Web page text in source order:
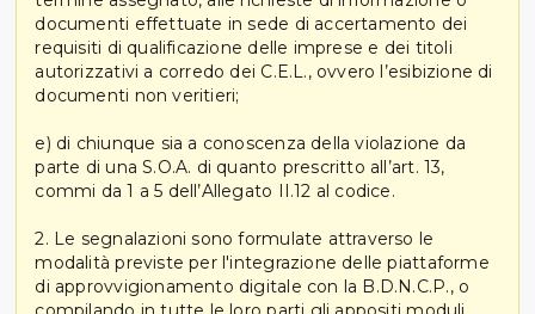
documenti effettuate in sede di accertamento dei
requisiti di qualificazione delle imprese e dei titoli
autorizzativi a corredo dei C.E.L., ovvero l’esibizione di
documenti non veritieri;
e) di chiunque sia a conoscenza della violazione da
parte di una S.O.A. di quanto prescritto all’art. 13,
commi da 1 a 5 dell’Allegato II.12 al codice.
2. Le segnalazioni sono formulate attraverso le
modalità previste per l'integrazione delle piattaforme
di approvvigionamento digitale con la B.D.N.C.P., o